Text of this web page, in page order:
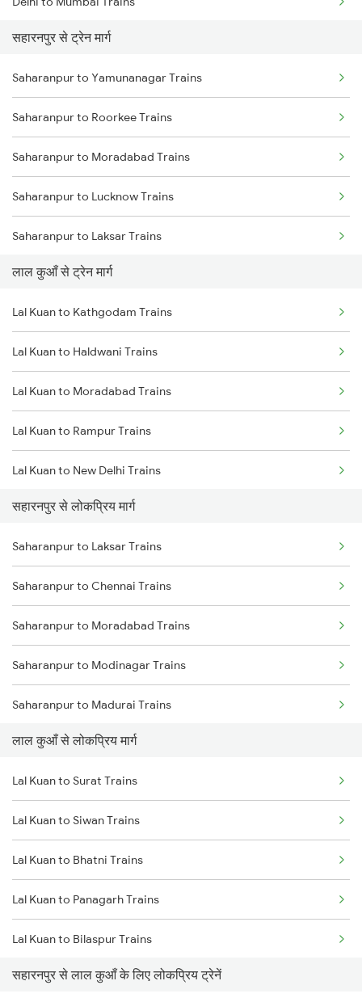
Mumbai to Pune Trains
Delhi to Jammu Trains
Mumbai to Delhi Trains
Mumbai to Goa Trains
Chennai to Coimbatore Trains
सहारनपुर से ट्रेन मार्ग
Saharanpur to Yamunanagar Trains
Saharanpur to Roorkee Trains
Saharanpur to Moradabad Trains
Saharanpur to Lucknow Trains
Saharanpur to Laksar Trains
Saharanpur to Rajpura Trains
Saharanpur to Phagwara Trains
Saharanpur to Bareilly Trains
Saharanpur to Jalandhar Trains
लाल कुआँ से ट्रेन मार्ग
Lal Kuan to Kathgodam Trains
Lal Kuan to Haldwani Trains
Lal Kuan to Moradabad Trains
Lal Kuan to Rampur Trains
Lal Kuan to New Delhi Trains
Lal Kuan to Bareilly Trains
Lal Kuan to Bilaspur Trains
Lal Kuan to Baheri Trains
सहारनपुर से लोकप्रिय मार्ग
Saharanpur to Laksar Trains
Saharanpur to Chennai Trains
Saharanpur to Moradabad Trains
Saharanpur to Modinagar Trains
Saharanpur to Madurai Trains
Saharanpur to Muzaffarpur Trains
Saharanpur to Mokameh Trains
Saharanpur to Muzaffarnagar Trains
Saharanpur to Meerut Trains
Saharanpur to Mathura Trains
Saharanpur to Muradnagar Trains
लाल कुआँ से लोकप्रिय मार्ग
Lal Kuan to Surat Trains
Lal Kuan to Siwan Trains
Lal Kuan to Bhatni Trains
Lal Kuan to Panagarh Trains
Lal Kuan to Bilaspur Trains
Lal Kuan to Kota Trains
सहारनपुर से लाल कुआँ के लिए लोकप्रिय ट्रेनें